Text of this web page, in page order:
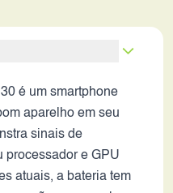
é um smartphone
aparelho em seu
sinais de
processador e GPU
atuais, a bateria tem